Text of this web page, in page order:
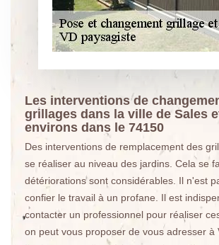
Les interventions de
grillages dans la ville de Sales
environs dans le 74150
Des interventions de remplacement des
se réaliser au niveau des jardins. Cela se
détériorations sont considérables. Il n'est
confier le travail à un profane. Il est
contacter un professionnel pour réaliser
on peut vous proposer de vous adresser à